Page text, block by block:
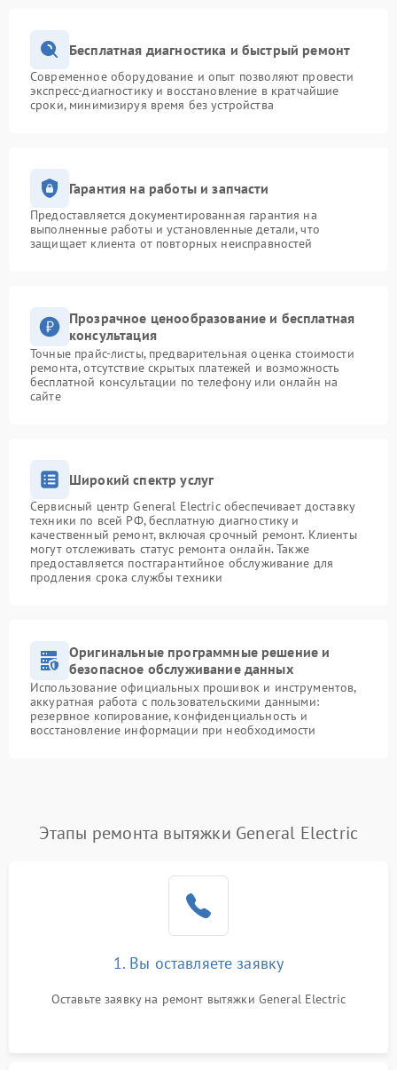
Бесплатная диагностика и быстрый ремонт
Современное оборудование и опыт позволяют провести
экспресс-диагностику и восстановление в кратчайшие
сроки, минимизируя время без устройства
Гарантия на работы и запчасти
Предоставляется документированная гарантия на
выполненные работы и установленные детали, что
защищает клиента от повторных неисправностей
Прозрачное ценообразование и бесплатная
консультация
Точные прайс-листы, предварительная оценка стоимости
ремонта, отсутствие скрытых платежей и возможность
бесплатной консультации по телефону или онлайн на
сайте
Широкий спектр услуг
Сервисный центр General Electric обеспечивает доставку
техники по всей РФ, бесплатную диагностику и
качественный ремонт, включая срочный ремонт. Клиенты
могут отслеживать статус ремонта онлайн. Также
предоставляется постгарантийное обслуживание для
продления срока службы техники
Оригинальные программные решение и
безопасное обслуживание данных
Использование официальных прошивок и инструментов,
аккуратная работа с пользовательскими данными:
резервное копирование, конфиденциальность и
восстановление информации при необходимости
Этапы ремонта вытяжки General Electric
1. Вы оставляете заявку
Оставьте заявку на ремонт вытяжки General Electric